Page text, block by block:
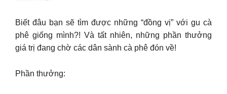
Biết đâu bạn sẽ tìm được những “đồng vị” với gu cà
phê giống mình?! Và tất nhiên, những phần thưởng
giá trị đang chờ các dân sành cà phê đón về!
Phần thưởng: